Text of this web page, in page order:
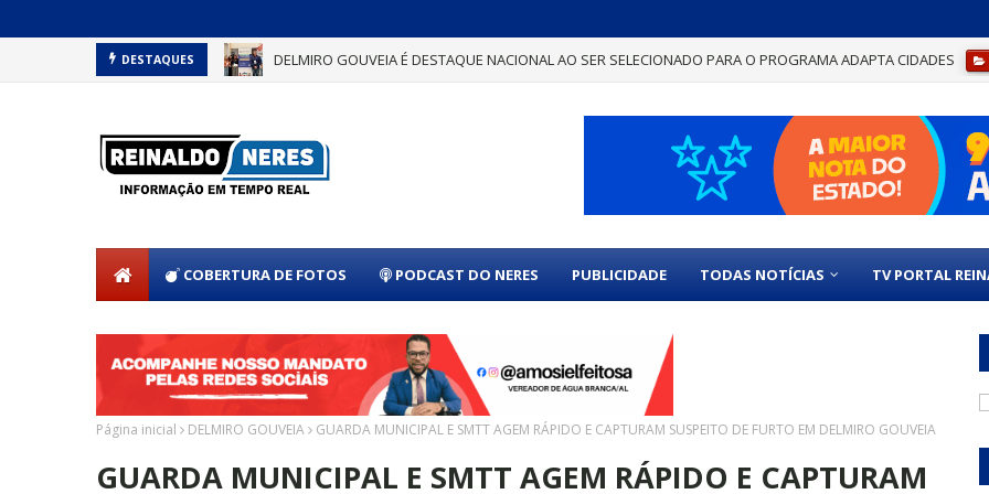
DESTAQUES DELMIRO GOUVEIA CONQUISTA SELO CAIXA GESTÃO SUSTENTÁVEL POR BOAS PRÁTICAS ADMINISTRATIVAS
COBERTURA DE FOTOS PODCAST DO NERES PUBLICIDADE TODAS NOTÍCIAS TV PORTAL
Página inicial DELMIRO GOUVEIA GUARDA MUNICIPAL E SMTT AGEM RÁPIDO E CAPTURAM SUSPEITO DE FURTO EM DELMIRO GOUVEIA
GUARDA MUNICIPAL E SMTT AGEM RÁPIDO E CAPTURAM